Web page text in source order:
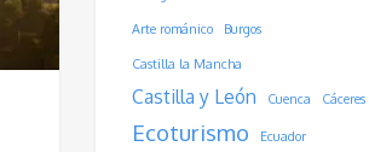
Arte románico Burgos
Castilla la Mancha
Castilla y León Cuenca Cáceres
Ecoturismo Ecuador